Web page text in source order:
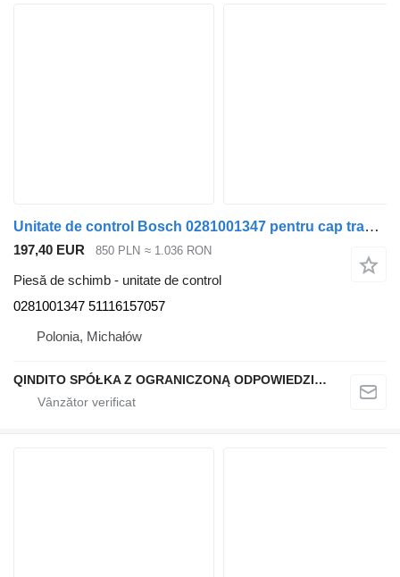
Unitate de control Bosch 0281001347 pentru cap tractor MAN
197,40 EUR 850 PLN ≈ 1.036 RON
Piesă de schimb - unitate de control
0281001347 51116157057
Polonia, Michałów
QINDITO SPÓŁKA Z OGRANICZONĄ ODPOWIEDZIALNOŚCIĄ